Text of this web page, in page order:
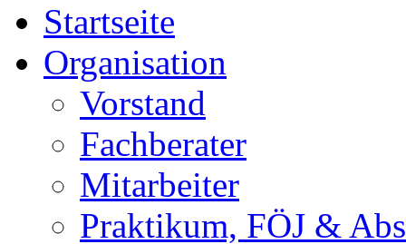
Startseite
Organisation
Vorstand
Fachberater
Mitarbeiter
Praktikum, FÖJ &